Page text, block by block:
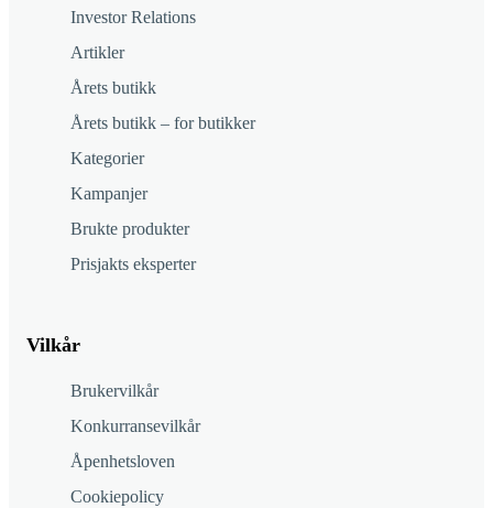
Investor Relations
Artikler
Årets butikk
Årets butikk – for butikker
Kategorier
Kampanjer
Brukte produkter
Prisjakts eksperter
Vilkår
Brukervilkår
Konkurransevilkår
Åpenhetsloven
Cookiepolicy